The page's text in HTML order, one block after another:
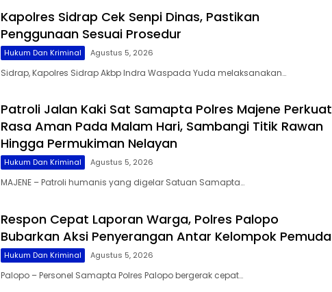
Kapolres Sidrap Cek Senpi Dinas, Pastikan
Penggunaan Sesuai Prosedur
Hukum Dan Kriminal Agustus 5, 2026
Sidrap, Kapolres Sidrap Akbp Indra Waspada Yuda melaksanakan…
Patroli Jalan Kaki Sat Samapta Polres Majene Perkuat
Rasa Aman Pada Malam Hari, Sambangi Titik Rawan
Hingga Permukiman Nelayan
Hukum Dan Kriminal Agustus 5, 2026
MAJENE – Patroli humanis yang digelar Satuan Samapta…
Respon Cepat Laporan Warga, Polres Palopo
Bubarkan Aksi Penyerangan Antar Kelompok Pemuda
Hukum Dan Kriminal Agustus 5, 2026
Palopo – Personel Samapta Polres Palopo bergerak cepat…